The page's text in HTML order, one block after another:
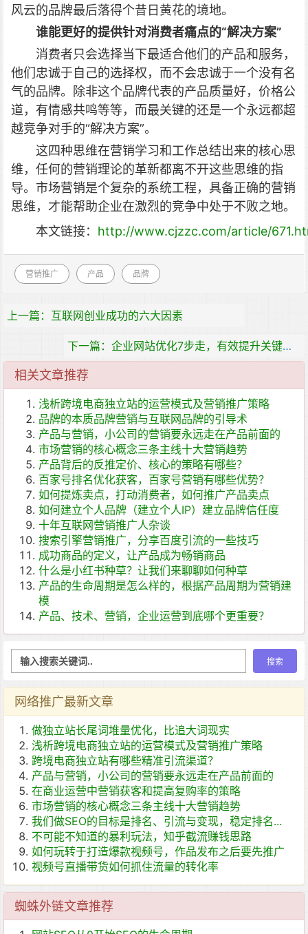
风云的品牌最后落得个昔日黄花的境地。
谁能更好的提供针对消费者痛点的“解决方案”
消费者只会选择当下最适合他们的产品和服务，
他们忠诚于自己的选择权，而不会忠诚于一个没有名
气的品牌。除非这个品牌代表的产品质量好，价格公
道，有情感共鸣等等，而最关键的还是一个永远都超
越竞争对手的“解决方案”。
这四种思维在营销学习和工作总结出来的核心思
维，任何的营销理论的革新都离不开这些思维的指
导。市场营销是个复杂的系统工程，具备正确的营销
思维，才能帮助企业在激烈的竞争中处于不败之地。
本文链接： http://www.cjzzc.com/article/
营销推广 产品 品牌
上一篇：互联网创业成功的六大因素
下一篇：企业网站优化7步走，有效提升关键词排名
相关文章推荐
浅析跨境电商独立站的运营模式及营销推广策略
品牌的本质品牌营销与互联网品牌的引导术
产品与营销，小公司的营销要永远走在产品前面的
市场营销的核心概念三条主线十大营销趋势
产品背后的反推定价、核心的策略有哪些？
百家号排名优化获客，百家号营销有哪些优势？
如何提炼卖点，打动消费者，如何推广产品卖点
如何建立个人品牌（建立个人IP）建立品牌信任度
十年互联网营销推广人杂谈
搜索引擎营销推广，分享百度引流的一些技巧
成功商品的定义，让产品成为畅销商品
什么是小红书种草？让我们来聊聊如何种草
产品的生命周期是怎么样的，根据产品周期为营销建
模
产品、技术、营销，企业运营到底哪个更重要？
网络推广最新文章
做独立站长尾词堆量优化，比追大词现实
浅析跨境电商独立站的运营模式及营销推广策略
跨境电商独立站有哪些精准引流渠道？
产品与营销，小公司的营销要永远走在产品前面的
在商业运营中营销获客和提高复购率的策略
市场营销的核心概念三条主线十大营销趋势
我们做SEO的目标是排名、引流与变现，稳定排名...
不可能不知道的暴利玩法，知乎截流赚钱思路
如何玩转于打造爆款视频号，作品发布之后要先推广
视频号直播带货如何抓住流量的转化率
蜘蛛外链文章推荐